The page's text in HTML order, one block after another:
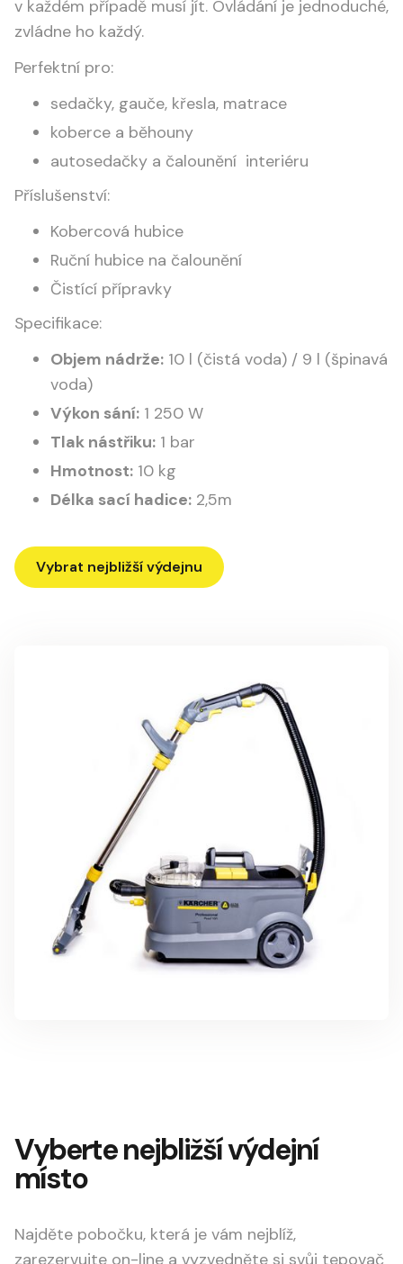
v každém případě musí jít. Ovládání je jednoduché,
zvládne ho každý.
Perfektní pro:
sedačky, gauče, křesla, matrace
koberce a běhouny
autosedačky a čalounění interiéru
Příslušenství:
Kobercová hubice
Ruční hubice na čalounění
Čistící přípravky
Specifikace:
Objem nádrže: 10 l (čistá voda) / 9 l (špinavá
voda)
Výkon sání: 1 250 W
Tlak nástřiku: 1 bar
Hmotnost: 10 kg
Délka sací hadice: 2,5m
Vybrat nejbližší výdejnu
Vyberte nejbližší výdejní
místo
Najděte pobočku, která je vám nejblíž,
zarezervujte on-line a vyzvedněte si svůj tepovač